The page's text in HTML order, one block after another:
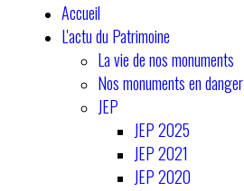
Accueil
L'actu du Patrimoine
La vie de nos monuments
Nos monuments en danger
JEP
JEP 2025
JEP 2021
JEP 2020